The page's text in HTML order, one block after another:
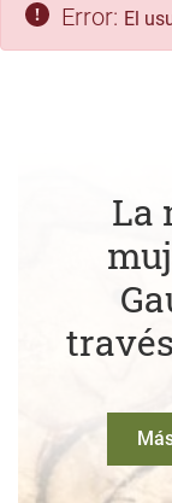
Error: El
La